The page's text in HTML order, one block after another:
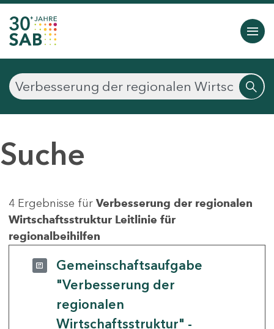
Suche
4 Ergebnisse für Verbesserung der regionalen
Wirtschaftsstruktur Leitlinie für
regionalbeihilfen
Gemeinschaftsaufgabe
"Verbesserung der
regionalen
Wirtschaftsstruktur" -